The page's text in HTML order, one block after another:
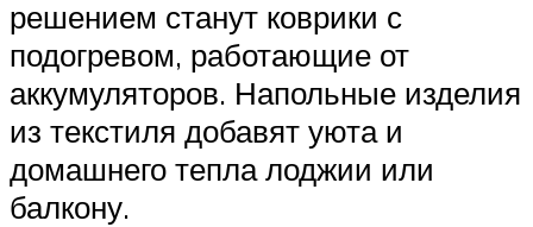
решением станут коврики с
подогревом, работающие от
аккумуляторов. Напольные изделия
из текстиля добавят уюта и
домашнего тепла лоджии или
балкону.